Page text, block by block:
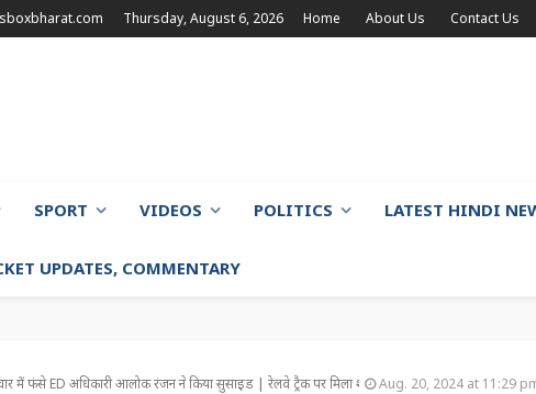
Thursday, August 6, 2026 Home About Us Contact Us
SPORT VIDEOS POLITICS LATEST HINDI
UPDATES, COMMENTARY
में फंसे ED अधिकारी आलोक रंजन ने किया सुसाइड | रेलवे ट्रैक पर मिला शव Aug. 20, 2024 at 11:29